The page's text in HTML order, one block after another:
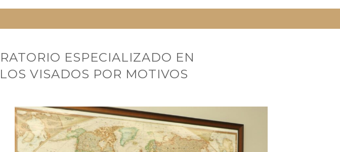
ESPECIALIZADO EN
VISADOS POR MOTIVOS